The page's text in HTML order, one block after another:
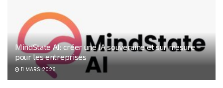
MindState AI: créer une IA souveraine et sur mesure
pour les entreprises
11 MARS 2026